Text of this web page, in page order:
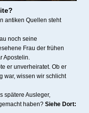
antiken Quellen steht
noch seine
Frau der frühen
Apostelin.
er unverheiratet. Ob er
war, wissen wir schlicht
spätere Ausleger,
haben? Siehe Dort: